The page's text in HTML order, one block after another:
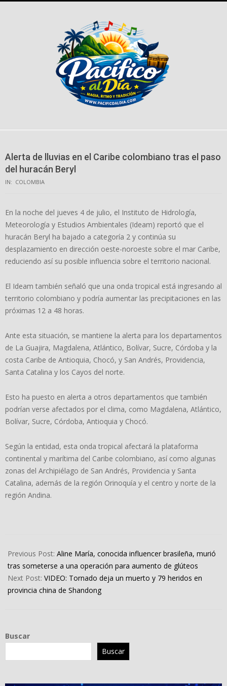
Alerta de lluvias en el Caribe colombiano tras el paso
del huracán Beryl
IN: COLOMBIA
En la noche del jueves 4 de julio, el Instituto de Hidrología,
Meteorología y Estudios Ambientales (Ideam) reportó que el
huracán Beryl ha bajado a categoría 2 y continúa su
desplazamiento en dirección oeste-noroeste sobre el mar Caribe,
reduciendo así su posible influencia sobre el territorio nacional.
El Ideam también señaló que una onda tropical está ingresando al
territorio colombiano y podría aumentar las precipitaciones en las
próximas 12 a 48 horas.
Ante esta situación, se mantiene la alerta para los departamentos
de La Guajira, Magdalena, Atlántico, Bolívar, Sucre, Córdoba y la
costa Caribe de Antioquia, Chocó, y San Andrés, Providencia,
Santa Catalina y los Cayos del norte.
Esto ha puesto en alerta a otros departamentos que también
podrían verse afectados por el clima, como Magdalena, Atlántico,
Bolívar, Sucre, Córdoba, Antioquia y Chocó.
Según la entidad, esta onda tropical afectará la plataforma
continental y marítima del Caribe colombiano, así como algunas
zonas del Archipiélago de San Andrés, Providencia y Santa
Catalina, además de la región Orinoquía y el centro y norte de la
región Andina.
07-
05
Previous Post: Aline María, conocida influencer brasileña, murió
tras someterse a una operación para aumento de glúteos
Next Post: VIDEO: Tornado deja un muerto y 79 heridos en
provincia china de Shandong
Buscar
Buscar